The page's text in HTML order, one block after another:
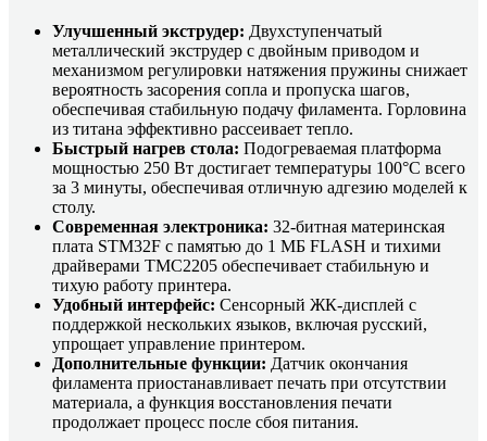
Улучшенный экструдер: Двухступенчатый
металлический экструдер с двойным приводом и
механизмом регулировки натяжения пружины снижает
вероятность засорения сопла и пропуска шагов,
обеспечивая стабильную подачу филамента. Горловина
из титана эффективно рассеивает тепло.
Быстрый нагрев стола: Подогреваемая платформа
мощностью 250 Вт достигает температуры 100°C всего
за 3 минуты, обеспечивая отличную адгезию моделей к
столу.
Современная электроника: 32-битная материнская
плата STM32F с памятью до 1 МБ FLASH и тихими
драйверами TMC2205 обеспечивает стабильную и
тихую работу принтера.
Удобный интерфейс: Сенсорный ЖК-дисплей с
поддержкой нескольких языков, включая русский,
упрощает управление принтером.
Дополнительные функции: Датчик окончания
филамента приостанавливает печать при отсутствии
материала, а функция восстановления печати
продолжает процесс после сбоя питания.